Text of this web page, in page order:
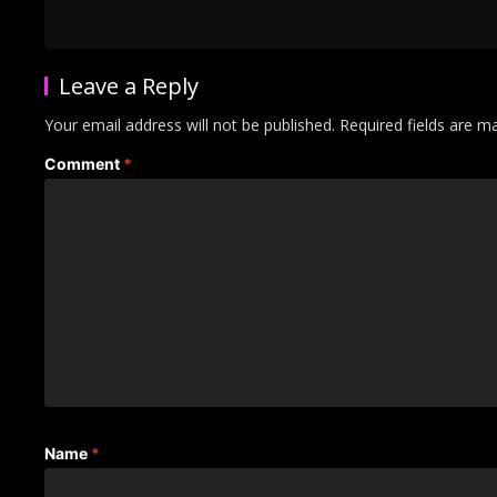
Leave a Reply
Your email address will not be published. Required fields are
Comment *
Name *